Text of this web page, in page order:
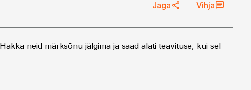
Jaga Vihja
Hakka neid märksõnu jälgima ja saad alati teavituse, kui sel